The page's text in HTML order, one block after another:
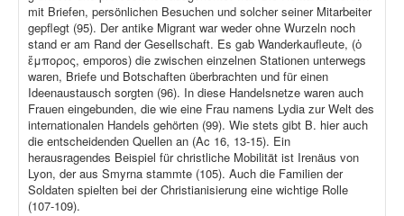
mit Briefen, persönlichen Besuchen und solcher seiner Mitarbeiter
gepflegt (95). Der antike Migrant war weder ohne Wurzeln noch
stand er am Rand der Gesellschaft. Es gab Wanderkaufleute, (ὁ
ἔμπορος, emporos) die zwischen einzelnen Stationen unterwegs
waren, Briefe und Botschaften überbrachten und für einen
Ideenaustausch sorgten (96). In diese Handelsnetze waren auch
Frauen eingebunden, die wie eine Frau namens Lydia zur Welt des
internationalen Handels gehörten (99). Wie stets gibt B. hier auch
die entscheidenden Quellen an (Ac 16, 13-15). Ein
herausragendes Beispiel für christliche Mobilität ist Irenäus von
Lyon, der aus Smyrna stammte (105). Auch die Familien der
Soldaten spielten bei der Christianisierung eine wichtige Rolle
(107-109).